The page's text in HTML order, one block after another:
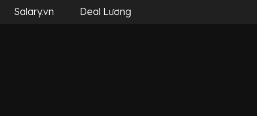
Salary.vn Deal Lương